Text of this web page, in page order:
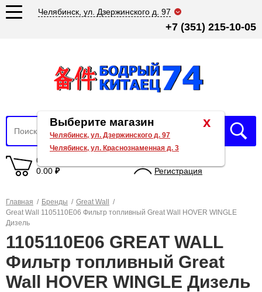
Челябинск, ул. Дзержинского д. 97
+7 (351) 215-10-05
0 товаров
0.00 ₽
Регистрация
Главная / Бренды / Great Wall
/
Great Wall 1105110E06 Фильтр топливный Great Wall HOVER WINGLE
Дизель
1105110E06 GREAT WALL
Фильтр топливный Great
Wall HOVER WINGLE Дизель
x
Выберите магазин
Челябинск, ул. Дзержинского д. 97
Челябинск, ул. Краснознаменная д. 3